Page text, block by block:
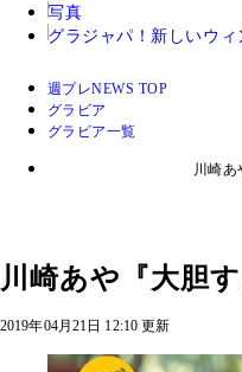
写真
グラジャパ！ 新しいウィ
週プレNEWS TOP
グラビア
グラビア一覧
川崎あ
川崎あや『大胆す
2019年04月21日 12:10 更新